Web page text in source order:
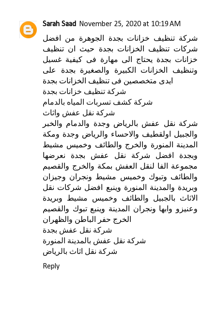
Sarah Saad November 25, 2020 at 10:19 AM
شركة تنظيف خزانات بجدة الجوهرة من افضل
شركات تنظيف الخزانات بجدة حيث ان تنظيف
خزانات بجدة يحتاج الى مهارة فى كيفية غسيل
وتنظيف الخزانات الكبيرة والصغيرة بجدة على
ايدى متخصصين فى تنظيف الخزانات بجدة
شركة تنظيف خزانات بجدة
شركة كشف تسربات المياه بالدمام
شركة نقل عفش واثاث
شركة نقل عفش بالرياض وجدة والدمام والخبر
والجبيل اولقطيف والاحساء والرياض وجدة ومكة
المدينة المنورة والخرج والطائف وخميس مشيط
وبجدة افضل شركة نقل عفش بجدة نعرضها
مجموعة الفا لنقل العفش بمكة والخرج والقصيم
والطائف وتبوك وخميس مشيط ونجران وجيزان
وبريدة والمدينة المنورة وينبع افضل شركات نقل
الاثاث بالجبيل والطائف وخميس مشيط وبريدة
وعنيزو وابها ونجران المدينة وينبع تبوك والقصيم
الخرج حفر الباطن والظهران
شركة نقل عفش بجدة
شركة نقل عفش بالمدينة المنورة
شركة نقل اثاث بالرياض
Reply